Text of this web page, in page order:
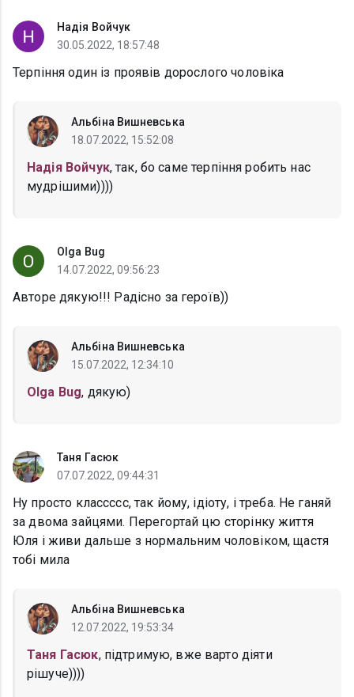
Надія Войчук
30.05.2022, 18:57:48
Терпіння один із проявів дорослого чоловіка
Альбіна Вишневська
18.07.2022, 15:52:08
Надія Войчук, так, бо саме терпіння робить нас
мудрішими))))
Olga Bug
14.07.2022, 09:56:23
Авторе дякую!!! Радісно за героїв))
Альбіна Вишневська
15.07.2022, 12:34:10
Olga Bug, дякую)
Таня Гасюк
07.07.2022, 09:44:31
Ну просто классссс, так йому, ідіоту, і треба. Не ганяй
за двома зайцями. Перегортай цю сторінку життя
Юля і живи дальше з нормальним чоловіком, щастя
тобі мила
Альбіна Вишневська
12.07.2022, 19:53:34
Таня Гасюк, підтримую, вже варто діяти
рішуче))))